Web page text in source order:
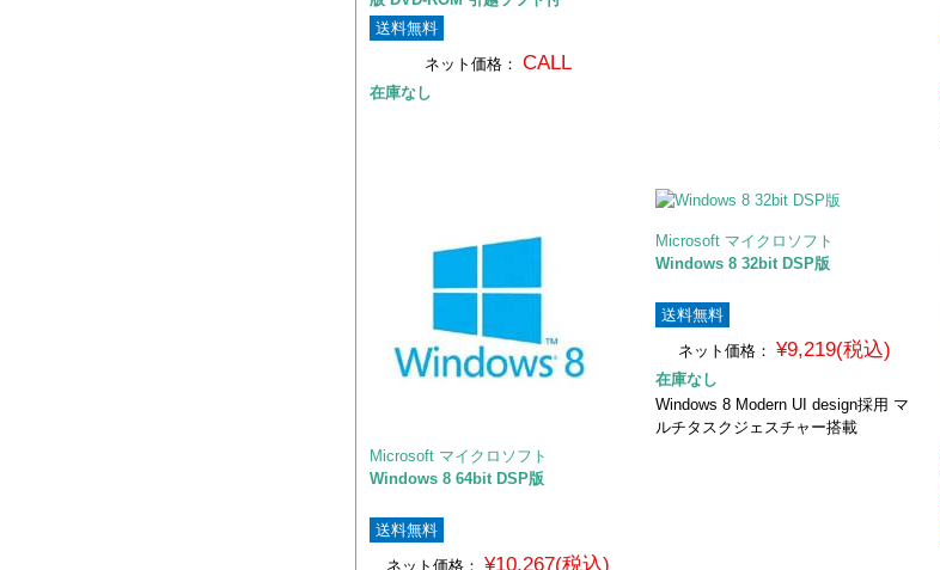
送料無料
ネット価格：
CALL
在庫なし
Microsoft マイクロソフト
Windows 8 64bit DSP版
送料無料
ネット価格：
¥10,267(税込)
Microsoft マイクロソフト
Windows 8 32bit DSP版
送料無料
ネット価格： ¥9,219(税込)
在庫なし
Windows 8 Modern UI design採用 マ
ルチタスクジェスチャー搭載